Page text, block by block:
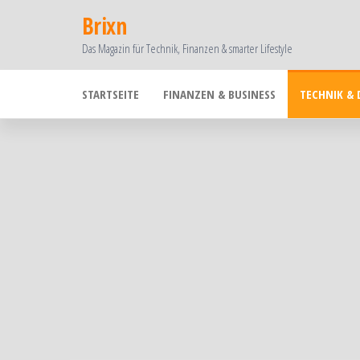
springen
Brixn
Das Magazin für Technik, Finanzen & smarter Lifestyle
STARTSEITE FINANZEN & BUSINESS TECHNIK &